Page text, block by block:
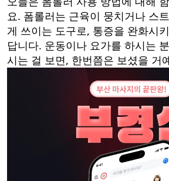
요. 폼롤러는 근육이 뭉치거나 스
게 쓰이는 도구로, 통증을 완화시
답니다. 운동이나 요가를 하시는
시는 걸 보면, 한번쯤은 보셨을 거